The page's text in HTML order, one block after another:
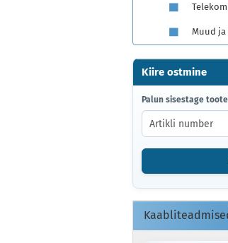
Muud
Kiire ostmine
PALUN
SISESTAGE
TOOTE
NUMBER
VÕI
KOOD.
Palun sisestage